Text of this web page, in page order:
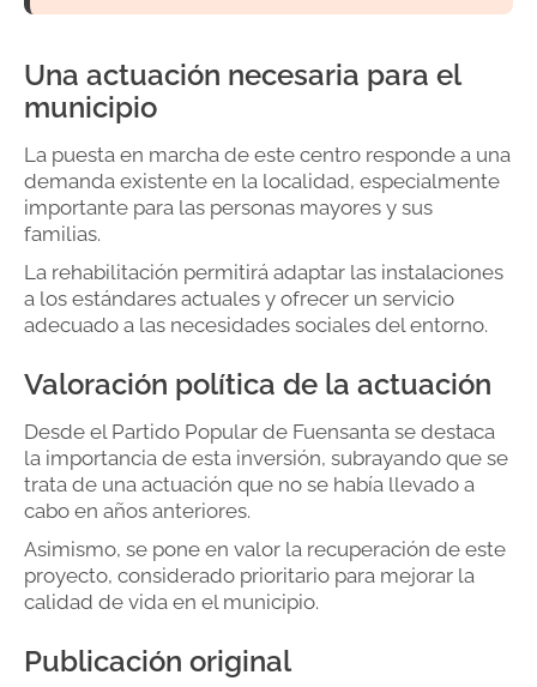
Una actuación necesaria para el
municipio
La puesta en marcha de este centro responde a una
demanda existente en la localidad, especialmente
importante para las personas mayores y sus
familias.
La rehabilitación permitirá adaptar las instalaciones
a los estándares actuales y ofrecer un servicio
adecuado a las necesidades sociales del entorno.
Valoración política de la actuación
Desde el Partido Popular de Fuensanta se destaca
la importancia de esta inversión, subrayando que se
trata de una actuación que no se había llevado a
cabo en años anteriores.
Asimismo, se pone en valor la recuperación de este
proyecto, considerado prioritario para mejorar la
calidad de vida en el municipio.
Publicación original